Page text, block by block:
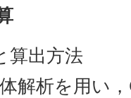
算出方法
解析を用い